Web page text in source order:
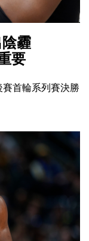
霾
要
賽首輪系列賽決勝